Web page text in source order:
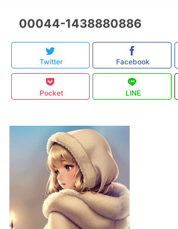
00044-1438880886
Twitter Facebook
Pocket LINE